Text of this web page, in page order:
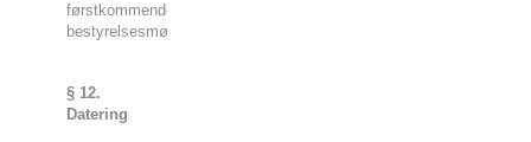
førstkommende
bestyrelsesmøde.
§ 12.
Datering